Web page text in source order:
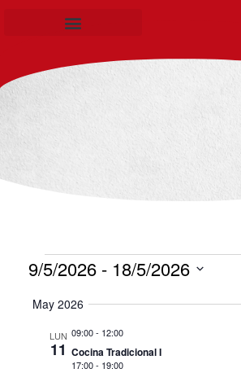
9/5/2026 - 18/5/2026
May 2026
LUN
11
09:00- 12:00
Cocina Tradicional I
17:00- 19:00